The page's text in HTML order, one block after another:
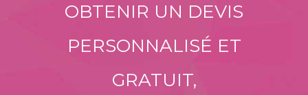
OBTENIR UN DEVIS
PERSONNALISÉ ET
GRATUIT,